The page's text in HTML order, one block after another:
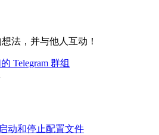
法，并与他人互动！
Telegram 群组
动和停止配置文件